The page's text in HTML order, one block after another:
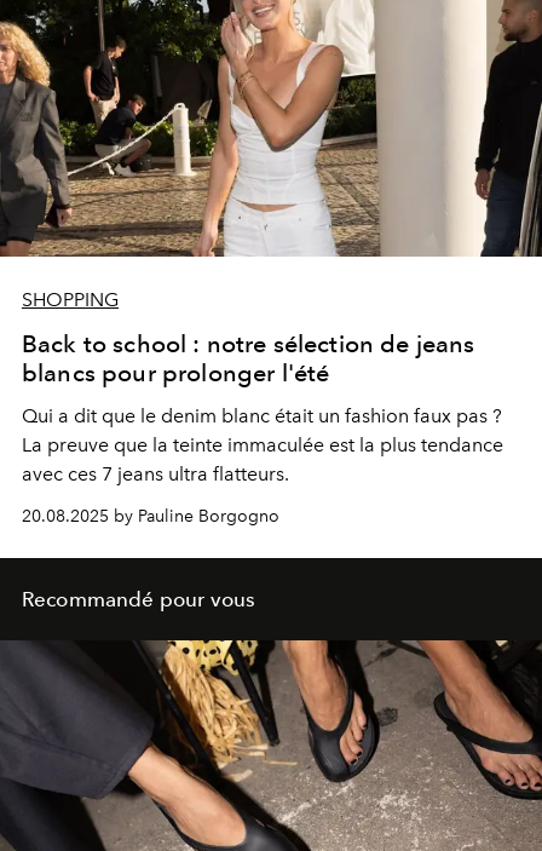
SHOPPING
Back to school : notre sélection de jeans
blancs pour prolonger l'été
Qui a dit que le denim blanc était un fashion faux pas ?
La preuve que la teinte immaculée est la plus tendance
avec ces 7 jeans ultra flatteurs.
20.08.2025 by Pauline Borgogno
Recommandé pour vous